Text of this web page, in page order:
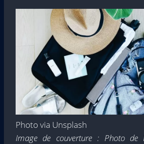
Photo via Unsplash
Image de couverture : Photo de